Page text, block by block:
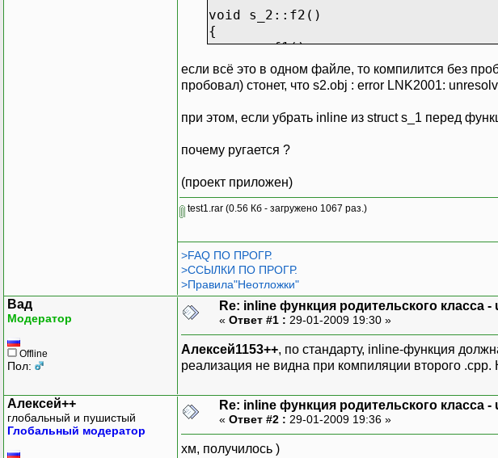
void s_2::f2()
{
f1();
}
s_2 s2;
если всё это в одном файле, то компилится без
пробовал) стонет, что s2.obj : error LNK2001:
при этом, если убрать inline из struct s_1 перед
почему ругается ?
(проект приложен)
test1.rar (0.56 Кб - загружено 1067 раз.)
>FAQ ПО ПРОГР.
>ССЫЛКИ ПО ПРОГР.
>Правила"Неотложки"
Вад
Модератор
Offline
Пол:
Re: inline функция родительского класса -
« Ответ #1 : 29-01-2009 19:30 »
Алексей1153++, по стандарту, inline-функция
реализация не видна при компиляции второго
Алексей++
глобальный и пушистый
Глобальный модератор
Re: inline функция родительского класса -
« Ответ #2 : 29-01-2009 19:36 »
хм, получилось )